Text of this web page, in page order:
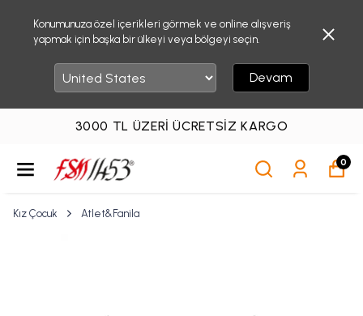
Konumunuza özel içerikleri görmek ve online alışveriş
yapmak için başka bir ülkeyi veya bölgeyi seçin.
Devam
3000 TL ÜZERI ÜCRETSIZ KARGO
0
Kız Çocuk Atlet&Fanila